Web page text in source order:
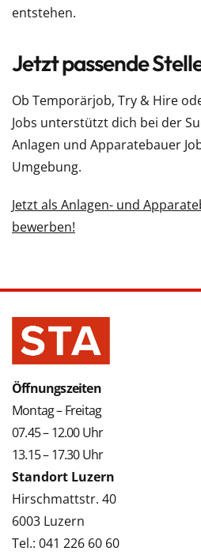
entstehen.
Jetzt passende
Ob Temporärjob, Try & Hire
Jobs unterstützt dich bei der
Anlagen und Apparatebauer
Umgebung.
Jetzt als Anlagen- und
bewerben!
Öffnungszeiten
Montag – Freitag
07.45 – 12.00 Uhr
13.15 – 17.30 Uhr
Standort Luzern
Hirschmattstr. 40
6003 Luzern
Tel.: 041 226 60 60